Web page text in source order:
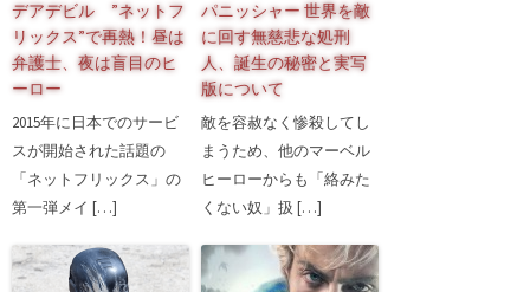
デアデビル ”ネットフ
リックス”で再熱！昼は
弁護士、夜は盲目のヒ
ーロー
2015年に日本でのサービ
スが開始された話題の
「ネットフリックス」の
第一弾メイ […]
パニッシャー 世界を敵
に回す無慈悲な処刑
人、誕生の秘密と実写
版について
敵を容赦なく惨殺してし
まうため、他のマーベル
ヒーローからも「絡みた
くない奴」扱 […]